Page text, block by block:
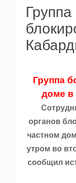
Группа
доме в
органов
частном
утром во
сообщил